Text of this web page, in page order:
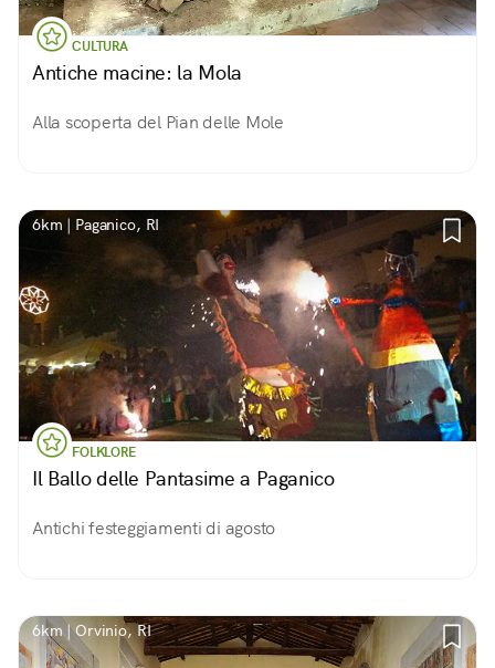
CULTURA
Antiche macine: la Mola
Alla scoperta del Pian delle Mole
6km | Paganico, RI
FOLKLORE
Il Ballo delle Pantasime a Paganico
Antichi festeggiamenti di agosto
6km | Orvinio, RI